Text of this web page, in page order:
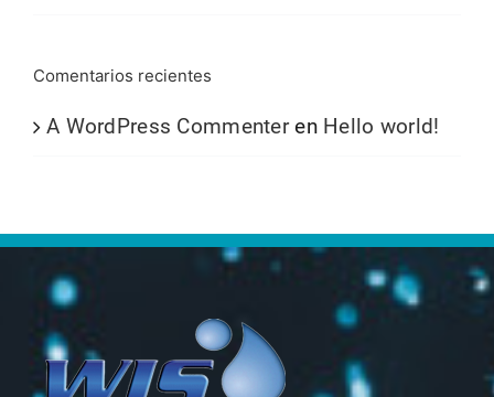
Comentarios recientes
A WordPress Commenteren Hello world!